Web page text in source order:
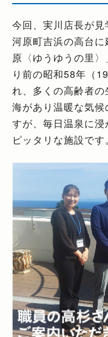
今回、実川店長が
河原町吉浜の高台
原〈ゆうゆうの里
り前の昭和58年（
れ、多くの高齢者
海があり温暖な気
すが、毎日温泉に
ピッタリな施設です。